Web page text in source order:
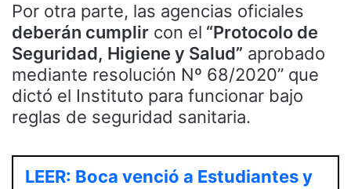
Por otra parte, las agencias oficiales
deberán cumplir con el “Protocolo de
Seguridad, Higiene y Salud” aprobado
mediante resolución Nº 68/2020” que
dictó el Instituto para funcionar bajo
reglas de seguridad sanitaria.
LEER: Boca venció a Estudiantes y